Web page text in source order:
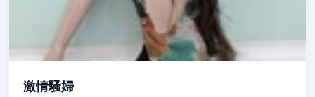
激情騷婦